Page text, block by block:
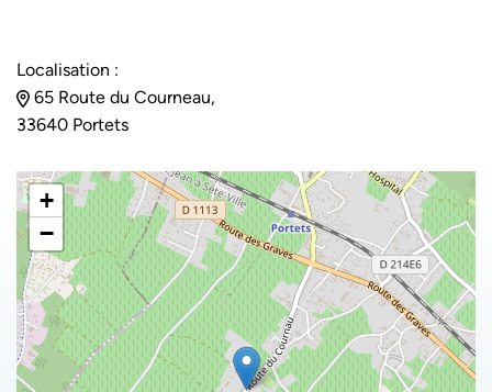
Localisation :
65 Route du Courneau,
33640 Portets
+
−